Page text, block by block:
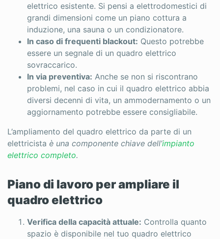
elettrico esistente. Si pensi a elettrodomestici di
grandi dimensioni come un piano cottura a
induzione, una sauna o un condizionatore.
In caso di frequenti blackout: Questo potrebbe
essere un segnale di un quadro elettrico
sovraccarico.
In via preventiva: Anche se non si riscontrano
problemi, nel caso in cui il quadro elettrico abbia
diversi decenni di vita, un ammodernamento o un
aggiornamento potrebbe essere consigliabile.
L’ampliamento del quadro elettrico da parte di un
elettricista è una componente chiave dell’impianto
elettrico completo.
Piano di lavoro per ampliare il
quadro elettrico
Verifica della capacità attuale: Controlla quanto
spazio è disponibile nel tuo quadro elettrico